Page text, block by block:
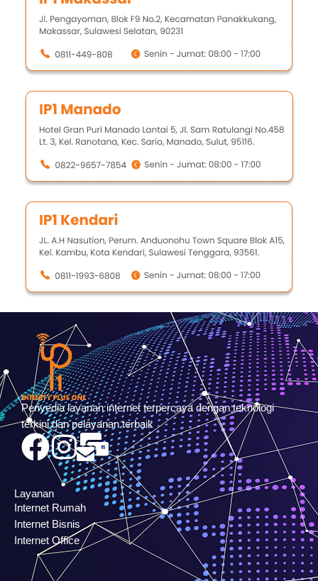
Penyedia layanan internet terpercaya dengan teknologi
terkini dan pelayanan terbaik
Layanan
Internet Rumah
Internet Bisnis
Internet Office